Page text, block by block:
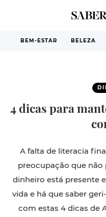
BEM-ESTAR BELEZA
4 dicas para
A falta de literacia
preocupação que não
dinheiro está presente
vida e há que saber
com estas 4 dicas de